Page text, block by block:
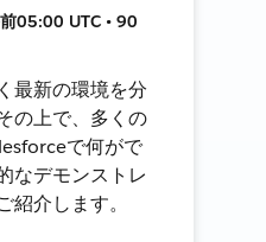
05:00 UTC • 90
最新の環境を分
の上で、多くの
で何がで
なデモンストレ
紹介します。